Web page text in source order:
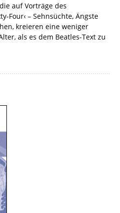
auf Vorträge des
Four‹ – Sehnsüchte, Ängste
kreieren eine weniger
als es dem Beatles-Text zu